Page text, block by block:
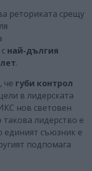
реториката срещу
най-дългия
.
че губи контрол
в лидерската
нов световен
лидерство е
единият съюзник е
подпомага